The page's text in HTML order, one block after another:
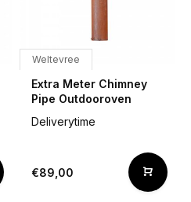
Weltevree
Extra Meter Chimney
Pipe Outdooroven
Deliverytime
€89,00